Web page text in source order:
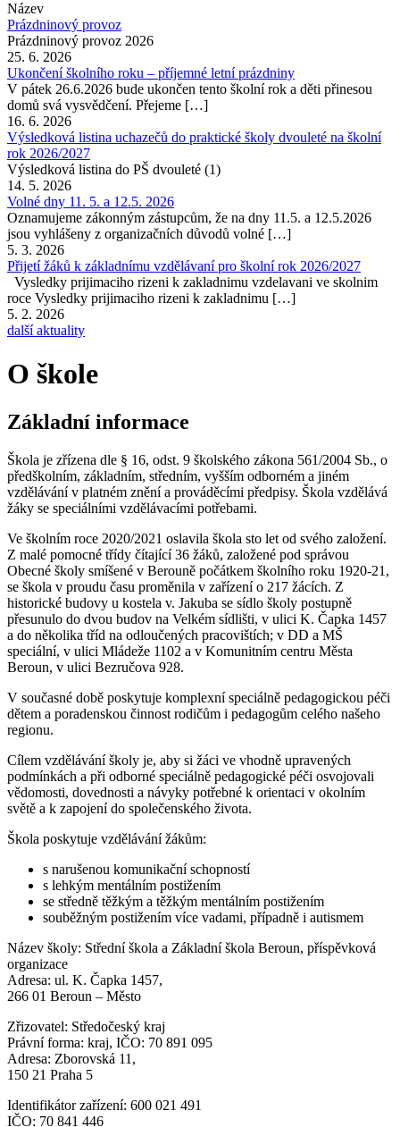
Název
Prázdninový provoz
Prázdninový provoz 2026
25. 6. 2026
Ukončení školního roku – příjemné letní prázdniny
V pátek 26.6.2026 bude ukončen tento školní rok a děti přinesou
domů svá vysvědčení. Přejeme […]
16. 6. 2026
Výsledková listina uchazečů do praktické školy dvouleté na školní
rok 2026/2027
Výsledková listina do PŠ dvouleté (1)
14. 5. 2026
Volné dny 11. 5. a 12.5. 2026
Oznamujeme zákonným zástupcům, že na dny 11.5. a 12.5.2026
jsou vyhlášeny z organizačních důvodů volné […]
5. 3. 2026
Přijetí žáků k základnímu vzdělávaní pro školní rok 2026/2027
Vysledky prijimaciho rizeni k zakladnimu vzdelavani ve skolnim
roce Vysledky prijimaciho rizeni k zakladnimu […]
5. 2. 2026
další aktuality
O škole
Základní informace
Škola je zřízena dle § 16, odst. 9 školského zákona 561/2004 Sb., o
předškolním, základním, středním, vyšším odborném a jiném
vzdělávání v platném znění a prováděcími předpisy. Škola vzdělává
žáky se speciálními vzdělávacími potřebami.
Ve školním roce 2020/2021 oslavila škola sto let od svého založení.
Z malé pomocné třídy čítající 36 žáků, založené pod správou
Obecné školy smíšené v Berouně počátkem školního roku 1920-21,
se škola v proudu času proměnila v zařízení o 217 žácích. Z
historické budovy u kostela v. Jakuba se sídlo školy postupně
přesunulo do dvou budov na Velkém sídlišti, v ulici K. Čapka 1457
a do několika tříd na odloučených pracovištích; v DD a MŠ
speciální, v ulici Mládeže 1102 a v Komunitním centru Města
Beroun, v ulici Bezručova 928.
V současné době poskytuje komplexní speciálně pedagogickou péči
dětem a poradenskou činnost rodičům i pedagogům celého našeho
regionu.
Cílem vzdělávání školy je, aby si žáci ve vhodně upravených
podmínkách a při odborné speciálně pedagogické péči osvojovali
vědomosti, dovednosti a návyky potřebné k orientaci v okolním
světě a k zapojení do společenského života.
Škola poskytuje vzdělávání žákům:
s narušenou komunikační schopností
s lehkým mentálním postižením
se středně těžkým a těžkým mentálním postižením
souběžným postižením více vadami, případně i autismem
Název školy: Střední škola a Základní škola Beroun, příspěvková
organizace
Adresa: ul. K. Čapka 1457,
266 01 Beroun – Město
Zřizovatel: Středočeský kraj
Právní forma: kraj, IČO: 70 891 095
Adresa: Zborovská 11,
150 21 Praha 5
Identifikátor zařízení: 600 021 491
IČO: 70 841 446